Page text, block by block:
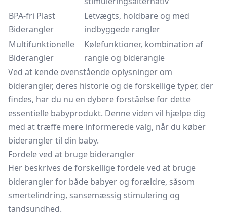
BPA-fri Plast
Biderangler
Letvægts, holdbare og med
indbyggede rangler
Multifunktionelle
Biderangler
Kølefunktioner, kombination af
rangle og biderangle
Ved at kende ovenstående oplysninger om
biderangler, deres historie og de forskellige typer, der
findes, har du nu en dybere forståelse for dette
essentielle babyprodukt. Denne viden vil hjælpe dig
med at træffe mere informerede valg, når du køber
biderangler til din baby.
Fordele ved at bruge biderangler
Her beskrives de forskellige fordele ved at bruge
biderangler for både babyer og forældre, såsom
smertelindring, sansemæssig stimulering og
tandsundhed.